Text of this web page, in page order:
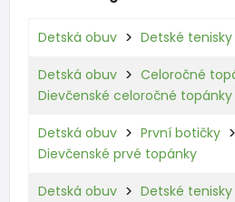
Detská obuv Detské tenisky
Detská obuv
Celoročné
Dievčenské celoročné topánky
Detská obuv
První botičky
Dievčenské prvé topánky
Detská obuv
Detské tenisky